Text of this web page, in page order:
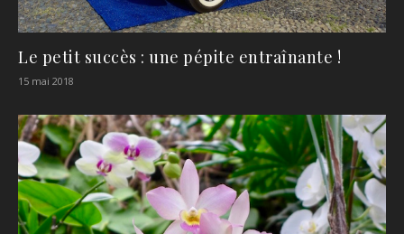
Le petit succès : une pépite entraînante !
15 mai 2018